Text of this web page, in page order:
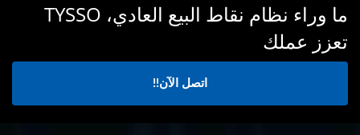
ما وراء نظام نقاط البيع العادي، TYSSO
تعزز عملك
اتصل الآن!!